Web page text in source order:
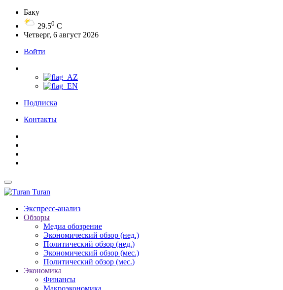
Баку
29.50 C
Четверг, 6 август 2026
Войти
Подписка
Контакты
Turan
Экспресс-анализ
Обзоры
Медиа обозрение
Экономический обзор (нед.)
Политический обзор (нед.)
Экономический обзор (мес.)
Политический обзор (мес.)
Экономика
Финансы
Макроэкономика